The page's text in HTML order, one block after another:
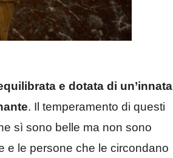
e dotata di un’innata
. Il temperamento di questi
sì sono belle ma non sono
e le persone che le circondano